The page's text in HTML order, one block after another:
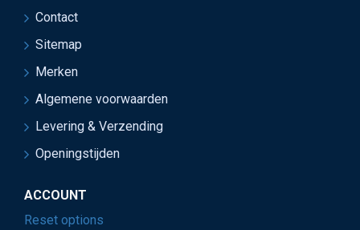
Contact
Sitemap
Merken
Algemene voorwaarden
Levering & Verzending
Openingstijden
ACCOUNT
Reset options